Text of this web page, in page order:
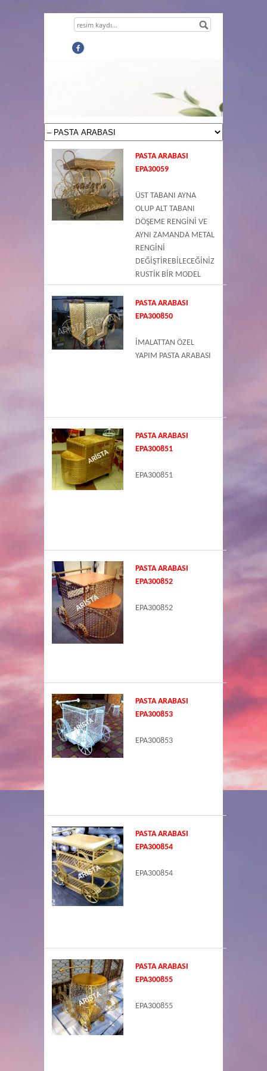
v=spf1 redirect=_spf.ns-tr.com
ORGANİZASYON EKİPMANLARI İMALATI
PASTA ARABASI
EPA30059
ÜST TABANI AYNA
OLUP ALT TABANI
DÖŞEME RENGİNİ VE
AYNI ZAMANDA METAL
RENGİNİ
DEĞİŞTİREBİLECEĞİNİZ
RUSTİK BİR MODEL
PASTA ARABASI
EPA300850
İMALATTAN ÖZEL
YAPIM PASTA ARABASI
PASTA ARABASI
EPA300851
EPA300851
PASTA ARABASI
EPA300852
EPA300852
PASTA ARABASI
EPA300853
EPA300853
PASTA ARABASI
EPA300854
EPA300854
PASTA ARABASI
EPA300855
EPA300855